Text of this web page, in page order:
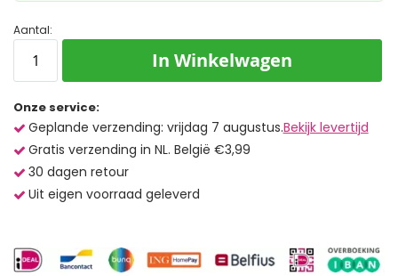
Aantal:
In Winkelwagen
Onze service:
Geplande verzending: vrijdag 7 augustus.Bekijk levertijd
Gratis verzending in NL. België €3,99
30 dagen retour
Uit eigen voorraad geleverd